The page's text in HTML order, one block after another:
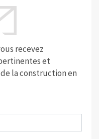
recevez
et
la construction en